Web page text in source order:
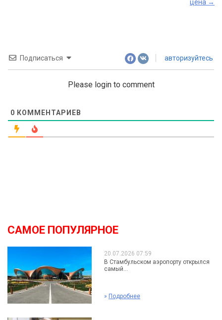
цена →
Подписаться авторизуйтесь
Please login to comment
0 КОММЕНТАРИЕВ
САМОЕ ПОПУЛЯРНОЕ
20.07.2026 07:59
В Стамбульском аэропорту открылся
самый...
» Подробнее